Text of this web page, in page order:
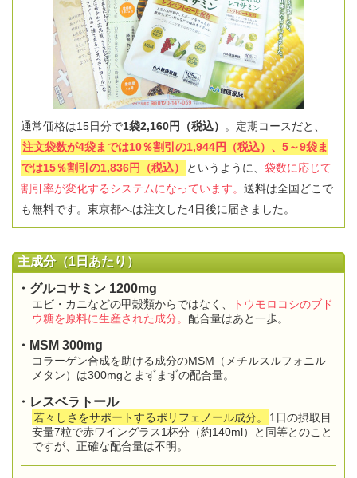
通常価格は15日分で1袋2,160円（税込）
。定期コースだと、
注文袋数が4袋までは10％割引の1,944円（税込）、5～9袋ま
では15％割引の1,836円（税込）
というように、 袋数に応じて
割引率が変化するシステムになっています。 送料は全国どこで
も無料です。東京都へは注文した4日後に届きました。
主成分（1日あたり）
・グルコサミン 1200mg
エビ・カニなどの甲殻類からではなく、
トウモロコシのブド
ウ糖を原料に生産された成分。 配合量はあと一歩。
・MSM 300mg
コラーゲン合成を助ける成分のMSM（メチルスルフォニル
メタン）は300mgとまずまずの配合量。
・レスベラトール
若々しさをサポートするポリフェノール成分。
1日の摂取目
安量7粒で赤ワイングラス1杯分（約140ml）と同等とのこと
ですが、正確な配合量は不明。